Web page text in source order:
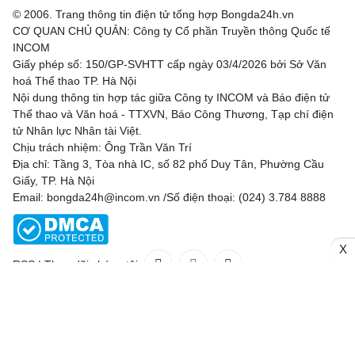
© 2006. Trang thông tin điện tử tổng hợp Bongda24h.vn
CƠ QUAN CHỦ QUẢN: Công ty Cổ phần Truyền thông Quốc tế
INCOM
Giấy phép số: 150/GP-SVHTT cấp ngày 03/4/2026 bởi Sở Văn
hoá Thể thao TP. Hà Nội
Nội dung thông tin hợp tác giữa Công ty INCOM và Báo điện tử
Thể thao và Văn hoá - TTXVN, Báo Công Thương, Tạp chí điện
tử Nhân lực Nhân tài Việt.
Chịu trách nhiệm: Ông Trần Văn Trí
Địa chỉ: Tầng 3, Tòa nhà IC, số 82 phố Duy Tân, Phường Cầu
Giấy, TP. Hà Nội
Email: bongda24h@incom.vn /Số điện thoại: (024) 3.784 8888
RSS | Theo dõi chúng tôi
X